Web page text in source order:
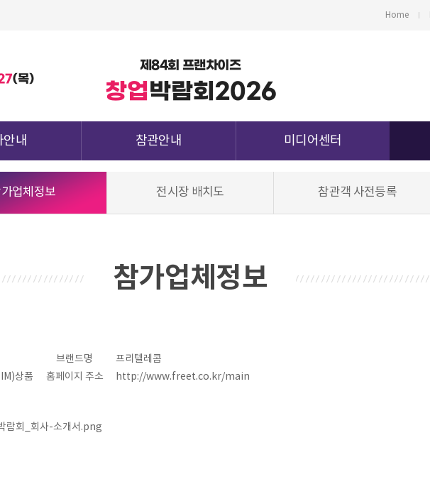
Home
(목)
제84회 프랜차이즈
창업박람회 2026
안내
배치도
참관안내
참가업체정보
전시장 오시는 길
미디어센터
보도자료 및 카드뉴스
업체정보 전시장 배치도 참관객 사전등록
참가업체정보
브랜드명
프리텔레콤
상품 홈페이지 주소 http://www.freet.co.kr/main